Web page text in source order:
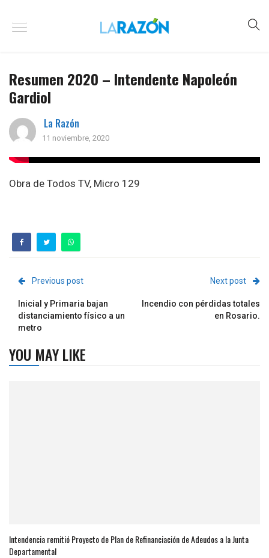
Resumen 2020 – Intendente Napoleón
Gardiol
La Razón
11 noviembre, 2020
Obra de Todos TV, Micro 129
Previous post
Inicial y Primaria bajan
distanciamiento físico a un
metro
Next post
Incendio con pérdidas totales
en Rosario.
YOU MAY LIKE
Intendencia remitió Proyecto de Plan de Refinanciación de Adeudos a la Junta
Departamental